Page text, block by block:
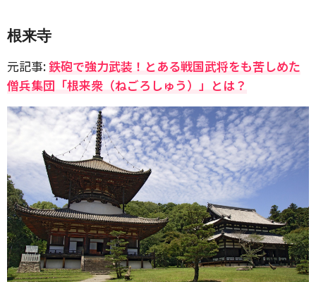
根来寺
元記事:鉄砲で強力武装！とある戦国武将をも苦しめた
僧兵集団「根来衆（ねごろしゅう）」とは？